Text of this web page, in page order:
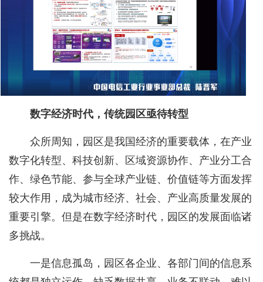
数字经济时代，传统园区亟待转型
众所周知，园区是我国经济的重要载体，在产业
数字化转型、科技创新、区域资源协作、产业分工合
作、绿色节能、参与全球产业链、价值链等方面发挥
较大作用，成为城市经济、社会、产业高质量发展的
重要引擎。但是在数字经济时代，园区的发展面临诸
多挑战。
一是信息孤岛，园区各企业、各部门间的信息系